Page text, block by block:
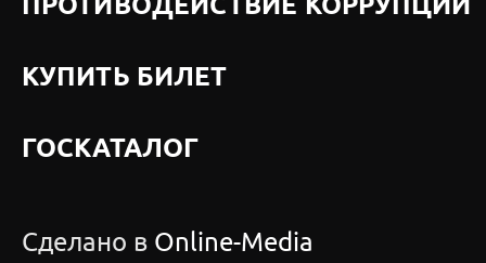
КУПИТЬ БИЛЕТ
ГОСКАТАЛОГ
Сделано в Online-Media